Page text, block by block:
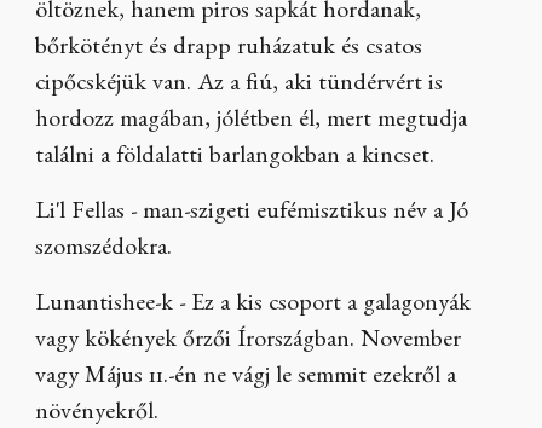
öltöznek, hanem piros sapkát hordanak,
bőrkötényt és drapp ruházatuk és csatos
cipőcskéjük van. Az a fiú, aki tündérvért is
hordozz magában, jólétben él, mert megtudja
találni a földalatti barlangokban a kincset.
Li'l Fellas - man-szigeti eufémisztikus név a Jó
szomszédokra.
Lunantishee-k - Ez a kis csoport a galagonyák
vagy kökények őrzői Írországban. November
vagy Május 11.-én ne vágj le semmit ezekről a
növényekről.